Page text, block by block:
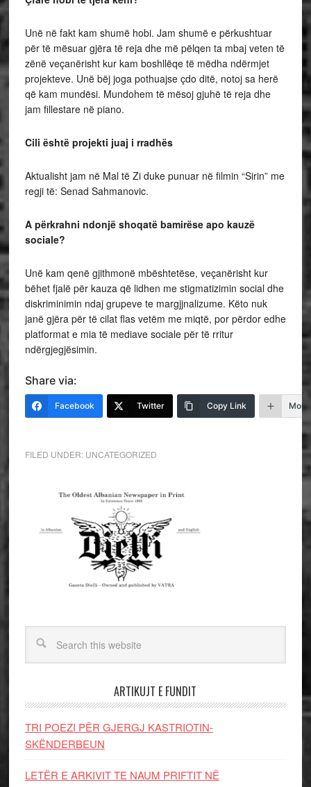
Unë në fakt kam shumë hobi. Jam shumë e përkushtuar
për të mësuar gjëra të reja dhe më pëlqen ta mbaj veten të
zënë veçanërisht kur kam boshllëqe të mëdha ndërmjet
projekteve. Unë bëj joga pothuajse çdo ditë, notoj sa herë
që kam mundësi. Mundohem të mësoj gjuhë të reja dhe
jam fillestare në piano.
Cili është projekti juaj i rradhës
Aktualisht jam në Mal të Zi duke punuar në filmin “Sirin” me
regji të: Senad Sahmanovic.
A përkrahni ndonjë shoqatë bamirëse apo kauzë
sociale?
Unë kam qenë gjithmonë mbështetëse, veçanërisht kur
bëhet fjalë për kauza që lidhen me stigmatizimin social dhe
diskriminimin ndaj grupeve te margjjnalizume. Këto nuk
janë gjëra për të cilat flas vetëm me miqtë, por përdor edhe
platformat e mia të mediave sociale për të rritur
ndërgjegjësimin.
Share via:
Facebook Twitter Copy Link More
FILED UNDER: UNCATEGORIZED
ARTIKUJT E FUNDIT
TRI POEZI PËR GJERGJ KASTRIOTIN-
SKËNDERBEUN
LETËR E ARKIVIT TE NAUM PRIFTIT NË